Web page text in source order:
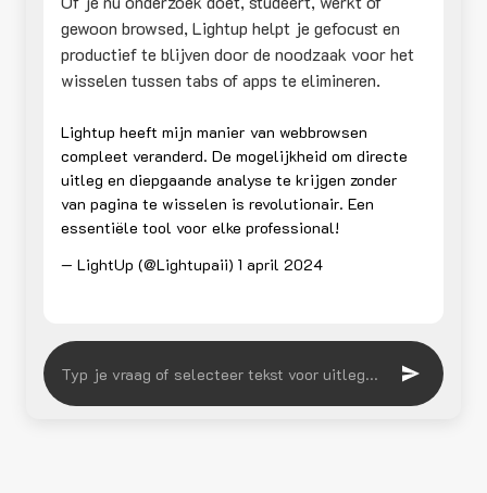
gewoon browsed, Lightup helpt je gefocust en
productief te blijven door de noodzaak voor het
wisselen tussen tabs of apps te elimineren.
Lightup heeft mijn manier van webbrowsen
compleet veranderd. De mogelijkheid om directe
uitleg en diepgaande analyse te krijgen zonder
van pagina te wisselen is revolutionair. Een
essentiële tool voor elke professional!
— LightUp (@Lightupaii) 1 april 2024